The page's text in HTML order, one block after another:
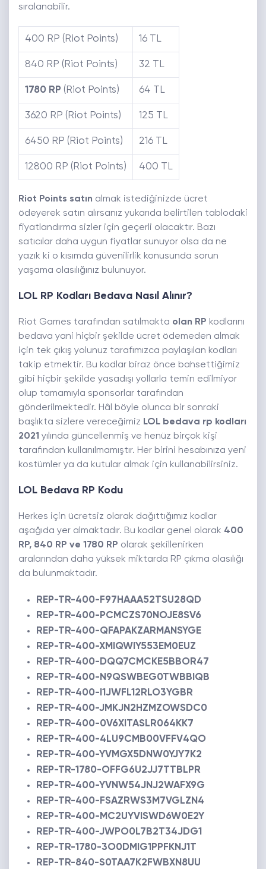
sıralanabilir.
400 RP (Riot Points) 16 TL
840 RP (Riot Points) 32 TL
1780 RP (Riot Points) 64 TL
3620 RP (Riot Points) 125 TL
6450 RP (Riot Points) 216 TL
12800 RP (Riot Points) 400 TL
Riot Points satın almak istediğinizde ücret
ödeyerek satın alırsanız yukarıda belirtilen tablodaki
fiyatlandırma sizler için geçerli olacaktır. Bazı
satıcılar daha uygun fiyatlar sunuyor olsa da ne
yazık ki o kısımda güvenilirlik konusunda sorun
yaşama olasılığınız bulunuyor.
LOL RP Kodları Bedava Nasıl Alınır?
Riot Games tarafından satılmakta olan RP kodlarını
bedava yani hiçbir şekilde ücret ödemeden almak
için tek çıkış yolunuz tarafımızca paylaşılan kodları
takip etmektir. Bu kodlar biraz önce bahsettiğimiz
gibi hiçbir şekilde yasadışı yollarla temin edilmiyor
olup tamamıyla sponsorlar tarafından
gönderilmektedir. Hâl böyle olunca bir sonraki
başlıkta sizlere vereceğimiz LOL bedava rp kodları
2021 yılında güncellenmiş ve henüz birçok kişi
tarafından kullanılmamıştır. Her birini hesabınıza yeni
kostümler ya da kutular almak için kullanabilirsiniz.
LOL Bedava RP Kodu
Herkes için ücretsiz olarak dağıttığımız kodlar
aşağıda yer almaktadır. Bu kodlar genel olarak 400
RP, 840 RP ve 1780 RP olarak şekillenirken
aralarından daha yüksek miktarda RP çıkma olasılığı
da bulunmaktadır.
REP-TR-400-F97HAAA52TSU28QD
REP-TR-400-PCMCZS70NOJE8SV6
REP-TR-400-QFAPAKZARMANSYGE
REP-TR-400-XMIQWIY553EM0EUZ
REP-TR-400-DQQ7CMCKE5BBOR47
REP-TR-400-N9QSWBEG0TWBBIQB
REP-TR-400-I1JWFL12RLO3YGBR
REP-TR-400-JMKJN2HZMZOWSDC0
REP-TR-400-0V6XITASLR064KK7
REP-TR-400-4LU9CMB00VFFV4QO
REP-TR-400-YVMGX5DNW0YJY7K2
REP-TR-1780-OFFG6U2JJ7TTBLPR
REP-TR-400-YVNW54JNJ2WAFX9G
REP-TR-400-FSAZRWS3M7VGLZN4
REP-TR-400-MC2UYVISWD6W0E2Y
REP-TR-400-JWPO0L7B2T34JDG1
REP-TR-1780-3O0DMIG1PPFKNJ1T
REP-TR-840-S0TAA7K2FWBXN8UU